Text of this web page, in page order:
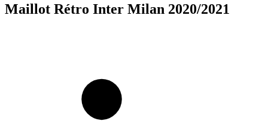
Maillot Rétro Inter Milan 2020/2021